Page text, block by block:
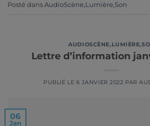
Posté dans AudioScène Lumière Son
AUDIOSCÈNE, LUMIÈRE,
Lettre d’information
PUBLIÉ LE 6 JANVIER 2022 PAR
06
Jan